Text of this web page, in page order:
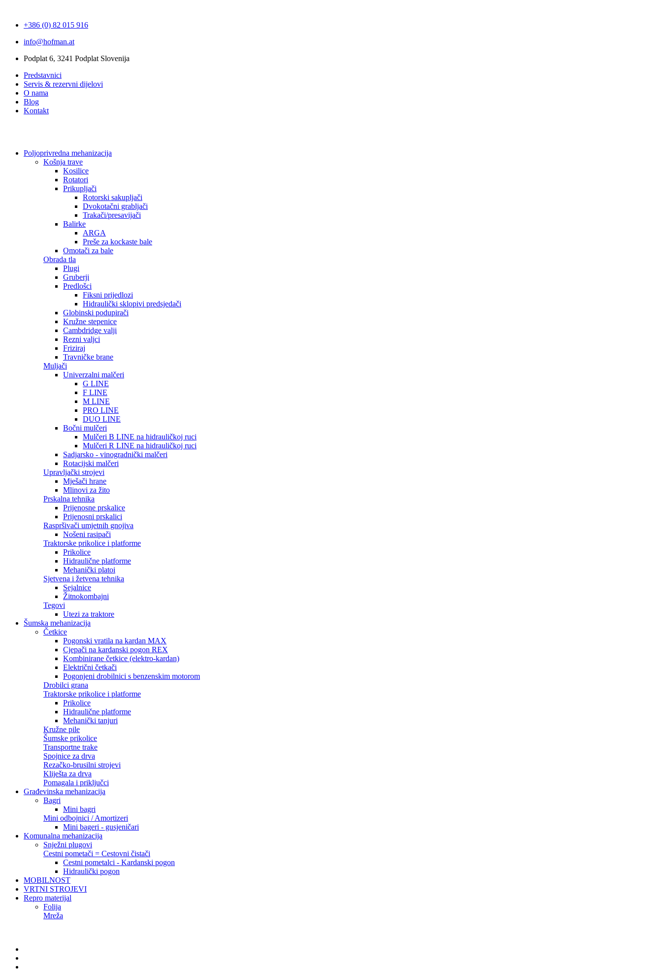
+386 (0) 82 015 916
info@hofman.at
Podplat 6, 3241 Podplat Slovenija
Predstavnici
Servis & rezervni dijelovi
O nama
Blog
Kontakt
Poljoprivredna mehanizacija
Košnja trave
Kosilice
Rotatori
Prikupljači
Rotorski sakupljači
Dvokotačni grabljači
Trakači/presavijači
Balirke
ARGA
Preše za kockaste bale
Omotači za bale
Obrada tla
Plugi
Gruberji
Predlošci
Fiksni prijedlozi
Hidraulički sklopivi predsjedači
Globinski podupirači
Kružne stepenice
Cambdridge valji
Rezni valjci
Friziraj
Travničke brane
Muljači
Univerzalni malčeri
G LINE
F LINE
M LINE
PRO LINE
DUO LINE
Bočni mulčeri
Mulčeri B LINE na hidrauličkoj ruci
Mulčeri R LINE na hidrauličkoj ruci
Sadjarsko - vinogradnički malčeri
Rotacijski malčeri
Upravljački strojevi
Mješači hrane
Mlinovi za žito
Prskalna tehnika
Prijenosne prskalice
Prijenosni prskalici
Raspršivači umjetnih gnojiva
Nošeni rasipači
Traktorske prikolice i platforme
Prikolice
Hidraulične platforme
Mehanički platoi
Sjetvena i žetvena tehnika
Sejalnice
Žitnokombajni
Tegovi
Utezi za traktore
Šumska mehanizacija
Četkice
Pogonski vratila na kardan MAX
Cjepači na kardanski pogon REX
Kombinirane četkice (elektro-kardan)
Električni četkači
Pogonjeni drobilnici s benzenskim motorom
Drobilci grana
Traktorske prikolice i platforme
Prikolice
Hidraulične platforme
Mehanički tanjuri
Kružne pile
Šumske prikolice
Transportne trake
Spojnice za drva
Rezačko-brusilni strojevi
Kliješta za drva
Pomagala i priključci
Građevinska mehanizacija
Bagri
Mini bagri
Mini odbojnici / Amortizeri
Mini bageri - gusjeničari
Komunalna mehanizacija
Snježni plugovi
Cestni pometači = Cestovni čistači
Cestni pometalci - Kardanski pogon
Hidraulički pogon
MOBILNOST
VRTNI STROJEVI
Repro materijal
Folija
Mreža